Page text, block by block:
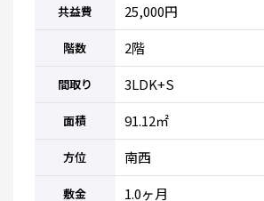
共益費 25,000円
階数 2階
間取り 3LDK+S
面積 91.12㎡
方位 南西
敷金 1.0ヶ月